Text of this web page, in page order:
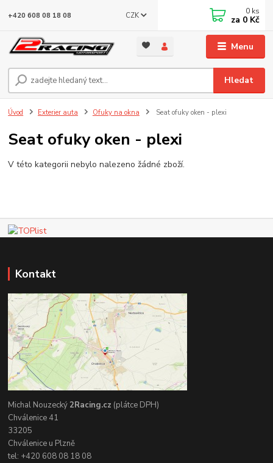
Menu
CZK
Hledat
+420 608 08 18 08 0 ks
za 0 Kč
Úvod Exterier auta Ofuky na okna Seat ofuky oken - plexi
Seat ofuky oken - plexi
V této kategorii nebylo nalezeno žádné zboží.
Kontakt
Michal Nouzecký2Racing.cz (plátce DPH)
Chválenice 41
33205
Chválenice u Plzně
tel: +420 608 08 18 08